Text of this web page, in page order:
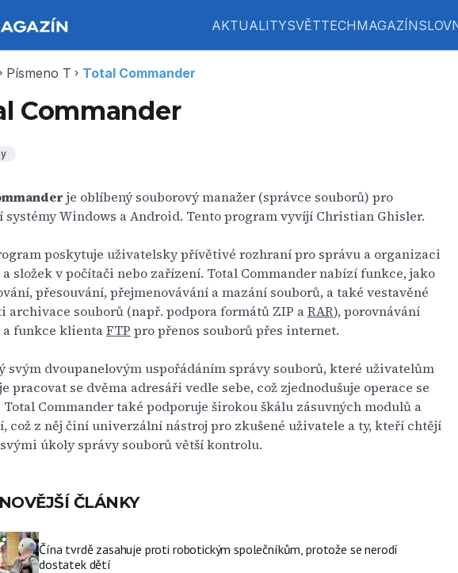
AKTUALITYSVĚTTECHMAGAZÍN
chevron_right Písmeno T chevron_right Total Commander
Commander
je oblíbený souborový manažer (správce souborů) pro
systémy Windows a Android. Tento program vyvíjí Christian Ghisler.
poskytuje uživatelsky přívětivé rozhraní pro správu a organizaci
a složek v počítači nebo zařízení. Total Commander nabízí funkce, jako
přesouvání, přejmenovávání a mazání souborů, a také vestavěné
archivace souborů (např. podpora formátů ZIP aRAR), porovnávání
a funkce klientaFTP pro přenos souborů přes internet.
svým dvoupanelovým uspořádáním správy souborů, které uživatelům
pracovat se dvěma adresáři vedle sebe, což zjednodušuje operace se
Total Commander také podporuje širokou škálu zásuvných modulů a
což z něj činí univerzální nástroj pro zkušené uživatele a ty, kteří chtějí
úkoly správy souborů větší kontrolu.
ČLÁNKY
Čína tvrdě zasahuje proti robotickým společníkům, protože se nerodí
dostatek dětí